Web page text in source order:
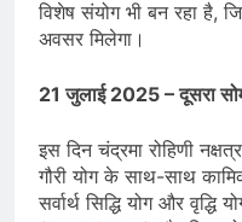
विशेष संयोग भी बन रहा है,
अवसर मिलेगा।
21 जुलाई 2025 – दूसरा
इस दिन चंद्रमा रोहिणी
गौरी योग के साथ-साथ
सर्वार्थ सिद्धि योग और वृद्धि